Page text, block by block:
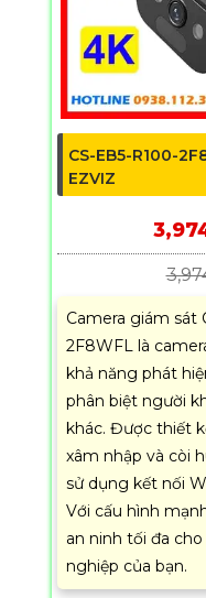
CS-EB5-R100-
EZVIZ
Camera giám sát
2F8WFL là
khả năng phát
phân biệt người
khác. Được thiết
xâm nhập và còi
sử dụng kết nối
Với cấu hình
an ninh tối đa
nghiệp của bạn.